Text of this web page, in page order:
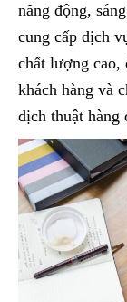
năng động,
cung cấp dịch
chất lượng cao,
khách hàng và
dịch thuật hàng